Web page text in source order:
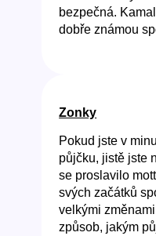
bezpečná.
dobře známou
Zonky
Pokud jste v
půjčku, jistě jste
se proslavilo
svých začátků
velkými
způsob, jakým